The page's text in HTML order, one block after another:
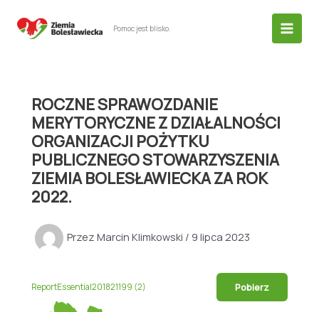
Pomoc jest blisko.
ROCZNE SPRAWOZDANIE
MERYTORYCZNE Z DZIAŁALNOŚCI
ORGANIZACJI POŻYTKU
PUBLICZNEGO STOWARZYSZENIA
ZIEMIA BOLESŁAWIECKA ZA ROK
2022.
Przez Marcin Klimkowski / 9 lipca 2023
ReportEssential201821199 (2) Pobierz